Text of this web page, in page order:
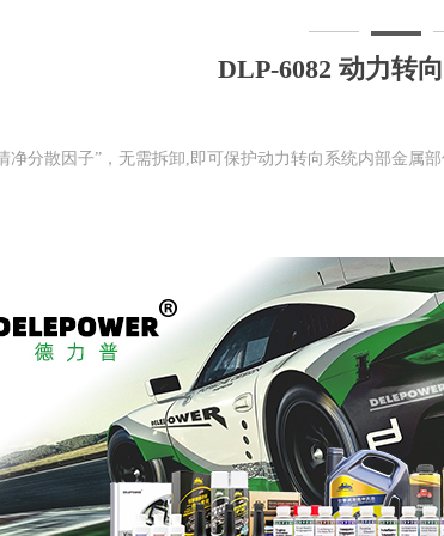
DLP-6082 动力转
净分散因子”，无需拆卸,即可保护动力转向系统内部金